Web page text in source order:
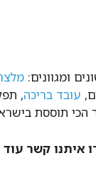
ומגוונים:
עובד בריכה,
הכי תוססת
קשר עוד